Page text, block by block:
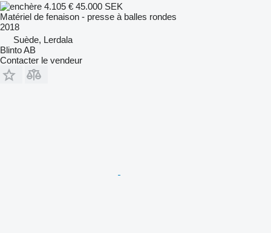
4.105 € 45.000 SEK
Matériel de fenaison - presse à balles rondes
2018
Suède, Lerdala
Blinto AB
Contacter le vendeur